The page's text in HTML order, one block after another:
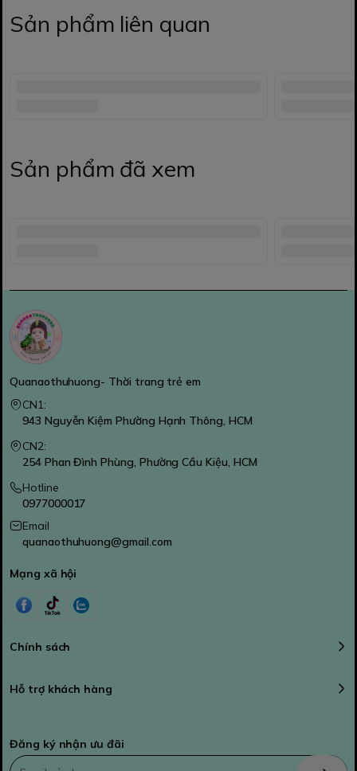
Sản phẩm liên quan
Sản phẩm đã xem
Quanaothuhuong- Thời trang trẻ em
CN1:
943 Nguyễn Kiệm Phường Hạnh Thông, HCM
CN2:
254 Phan Đình Phùng, Phường Cầu Kiệu, HCM
Hotline
0977000017
Email
quanaothuhuong@gmail.com
Mạng xã hội
Chính sách
Hỗ trợ khách hàng
Đăng ký nhận ưu đãi